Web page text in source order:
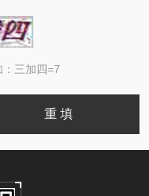
三加四=7